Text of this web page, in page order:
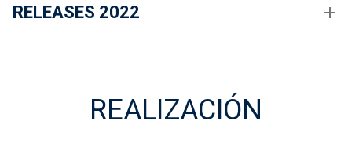
RELEASES 2022
REALIZACIÓN